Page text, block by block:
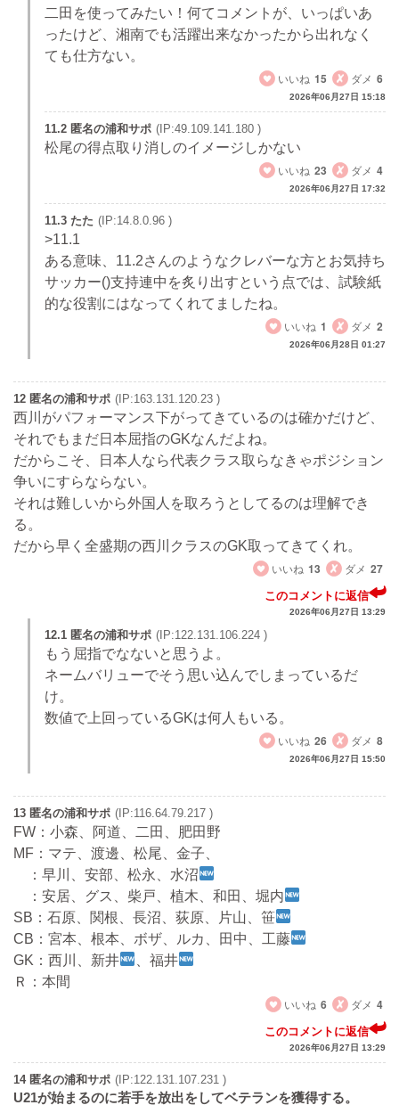
二田を使ってみたい！何てコメントが、いっぱいあ
ったけど、湘南でも活躍出来なかったから出れなく
ても仕方ない。
いいね 15 ダメ 6
2026年06月27日 15:18
11.2 匿名の浦和サポ (IP:49.109.141.180 )
松尾の得点取り消しのイメージしかない
いいね 23 ダメ 4
2026年06月27日 17:32
11.3 たた (IP:14.8.0.96 )
>11.1
ある意味、11.2さんのようなクレバーな方とお気持ち
サッカー()支持連中を炙り出すという点では、試験紙
的な役割にはなってくれてましたね。
いいね 1 ダメ 2
2026年06月28日 01:27
12 匿名の浦和サポ (IP:163.131.120.23 )
西川がパフォーマンス下がってきているのは確かだけど、
それでもまだ日本屈指のGKなんだよね。
だからこそ、日本人なら代表クラス取らなきゃポジション
争いにすらならない。
それは難しいから外国人を取ろうとしてるのは理解でき
る。
だから早く全盛期の西川クラスのGK取ってきてくれ。
いいね 13 ダメ 27
このコメントに返信
2026年06月27日 13:29
12.1 匿名の浦和サポ (IP:122.131.106.224 )
もう屈指でなないと思うよ。
ネームバリューでそう思い込んでしまっているだ
け。
数値で上回っているGKは何人もいる。
いいね 26 ダメ 8
2026年06月27日 15:50
13 匿名の浦和サポ (IP:116.64.79.217 )
FW：小森、阿道、二田、肥田野
MF：マテ、渡邊、松尾、金子、
：早川、安部、松永、水沼
：安居、グス、柴戸、植木、和田、堀内
SB：石原、関根、長沼、荻原、片山、笹
CB：宮本、根本、ボザ、ルカ、田中、工藤
GK：西川、新井
、福井
Ｒ：本間
いいね 6 ダメ 4
このコメントに返信
2026年06月27日 13:29
14 匿名の浦和サポ (IP:122.131.107.231 )
U21が始まるのに若手を放出をしてベテランを獲得する。